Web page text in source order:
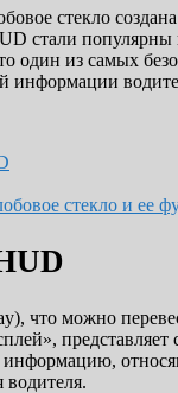
стекло
стали популярны
один из самых
информации
стекло и ее
что можно
представляет
информацию,
водителя.